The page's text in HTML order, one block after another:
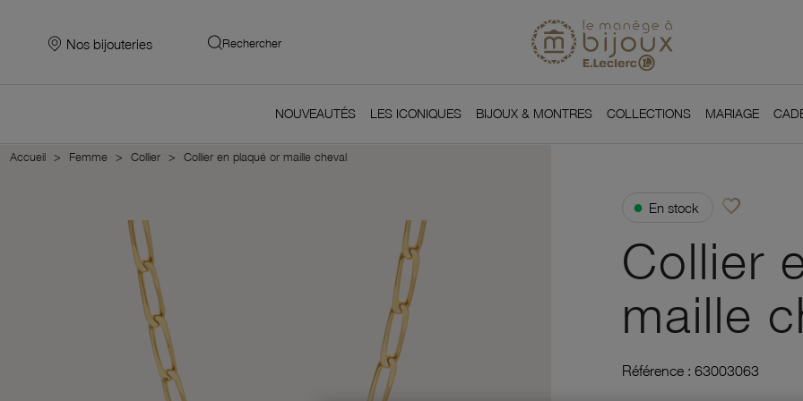
Nos bijouteries Rechercher
NOUVEAUTÉS LES ICONIQUES BIJOUX & MONTRES COLLECTIONS MARIAGE
Accueil Femme Collier Collier en plaqué or maille cheval
● En stock favorite_borderAjouter à vos
Collier
maille
Référence : 63003063